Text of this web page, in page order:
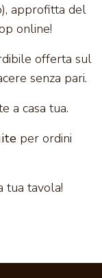
approfitta del
online!
offerta sul
senza pari.
a casa tua.
per ordini
tua tavola!